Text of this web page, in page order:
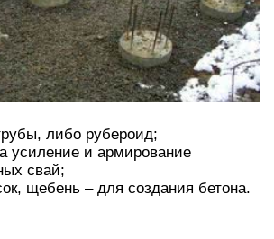
либо рубероид;
усиление и армирование
свай;
щебень – для создания бетона.